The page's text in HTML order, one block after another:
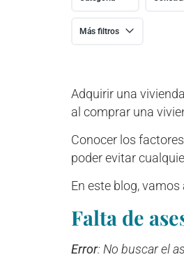
Más filtros
Adquirir una
al comprar una
Conocer los
poder evitar
En este blog,
Falta de
Error: No buscar el